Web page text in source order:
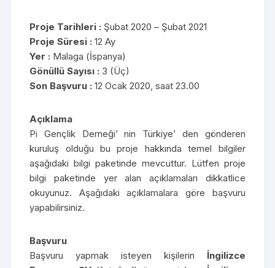
Proje Tarihleri : Şubat 2020 – Şubat 2021
Proje Süresi : 12 Ay
Yer : Malaga (İspanya)
Gönüllü Sayısı : 3 (Üç)
Son Başvuru :12 Ocak 2020, saat 23.00
Açıklama
Pi Gençlik Derneği’ nin Türkiye’ den gönderen
kuruluş olduğu bu proje hakkında temel bilgiler
aşağıdaki bilgi paketinde mevcuttur. Lütfen proje
bilgi paketinde yer alan açıklamaları dikkatlice
okuyunuz. Aşağıdaki açıklamalara göre başvuru
yapabilirsiniz.
Başvuru
Başvuru yapmak isteyen kişilerin İngilizce